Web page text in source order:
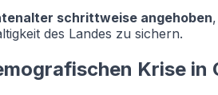
schrittweise angehoben
des Landes zu sichern.
Krise in